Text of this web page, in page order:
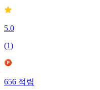
5.0
(1)
656적립